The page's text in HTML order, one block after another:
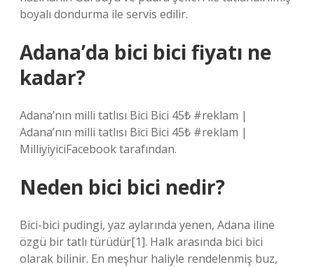
boyalı dondurma ile servis edilir.
Adana’da bici bici fiyatı ne
kadar?
Adana’nın milli tatlısı Bici Bici 45₺ #reklam |
Adana’nın milli tatlısı Bici Bici 45₺ #reklam |
MilliyiyiciFacebook tarafından.
Neden bici bici nedir?
Bici-bici pudingi, yaz aylarında yenen, Adana iline
özgü bir tatlı türüdür[1]. Halk arasında bici bici
olarak bilinir. En meşhur haliyle rendelenmiş buz,